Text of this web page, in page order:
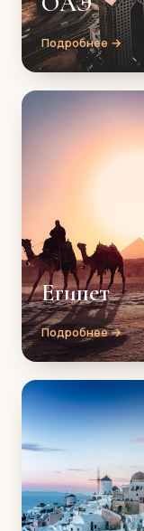
Подробнее →
Египет
Подробнее →